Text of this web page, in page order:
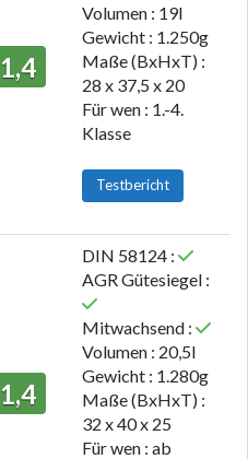
1,4
Volumen : 19l
Gewicht : 1.250g
Maße (BxHxT) :
28 x 37,5 x 20
Für wen : 1.-4.
Klasse
Testbericht
1,4
DIN 58124 :
AGR Gütesiegel :
Mitwachsend :
Volumen : 20,5l
Gewicht : 1.280g
Maße (BxHxT) :
32 x 40 x 25
Für wen : ab